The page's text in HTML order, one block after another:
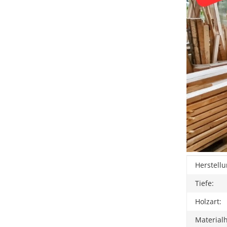
Wert
Tiefe:
Holzart: